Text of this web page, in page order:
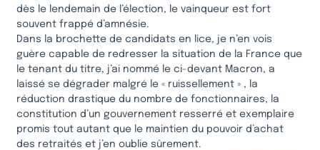
dès le lendemain de l’élection, le vainqueur est fort
souvent frappé d’amnésie.
Dans la brochette de candidats en lice, je n’en vois
guère capable de redresser la situation de la France que
le tenant du titre, j’ai nommé le ci-devant Macron, a
laissé se dégrader malgré le « ruissellement » , la
réduction drastique du nombre de fonctionnaires, la
constitution d’un gouvernement resserré et exemplaire
promis tout autant que le maintien du pouvoir d’achat
des retraités et j’en oublie sûrement.